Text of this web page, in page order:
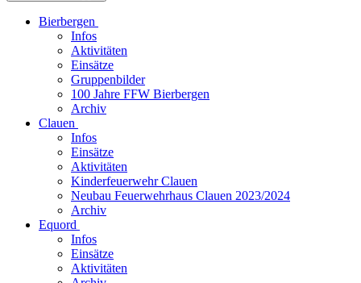
Bierbergen
Infos
Aktivitäten
Einsätze
Gruppenbilder
100 Jahre FFW Bierbergen
Archiv
Clauen
Infos
Einsätze
Aktivitäten
Kinderfeuerwehr Clauen
Neubau Feuerwehrhaus Clauen 2023/2024
Archiv
Equord
Infos
Einsätze
Aktivitäten